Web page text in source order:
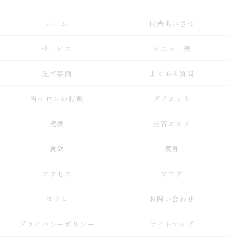
ホーム 代表あいさつ
サービス メニュー表
施術事例 よくある質問
当サロンの特徴 ダイエット
健康 美容エステ
食欲 痩身
アクセス ブログ
コラム お問い合わせ
プライバシーポリシー サイトマップ